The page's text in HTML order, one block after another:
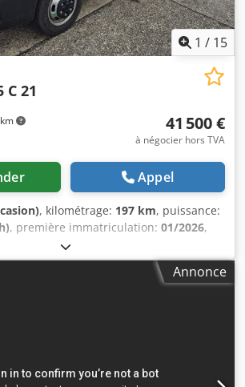
Identification Plaque
1 / 15
C 21
41 500 €
à négocier hors TVA
Appel
, kilométrage: 197 km, puissance:
, première immatriculation: 01/2026,
, empattement:
couleur:blanc, type d'engrenage:
, longueur de
électrique des vitres, verrouillage
Annonce